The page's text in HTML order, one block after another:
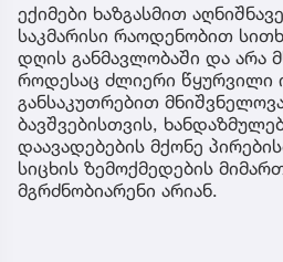
ექიმები ხაზგასმით
საკმარისი რაოდენობით
დღის განმავლობაში და არა
როდესაც ძლიერი წყურვილი
განსაკუთრებით
ბავშვებისთვის,
დაავადებების მქონე
სიცხის ზემოქმედების
მგრძნობიარენი არიან.